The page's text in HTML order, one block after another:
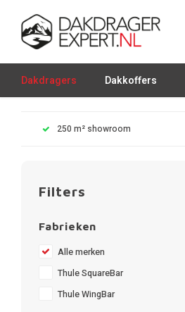
Dakdragers Dakkoffers
250 m² showroom
Filters
Fabrieken
Alle merken
Thule SquareBar
Thule WingBar